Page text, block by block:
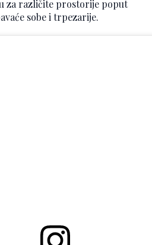
za različite prostorije poput
sobe i trpezarije.